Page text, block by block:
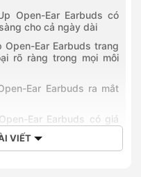
Tân Định, Hồ Chí Minh
Hồ Chí Minh
Lài, Hồ Chí Minh
Nhơn Phú, Hồ Chí Minh
Hồ Chí Minh
Open-Ear Earbuds có
cho cả ngày dài
Ear Earbuds trang
rõ ràng trong mọi môi
Ear Earbuds ra mắt
Ear Earbuds có giá
Open-Ear Earbuds tại
VIẾT